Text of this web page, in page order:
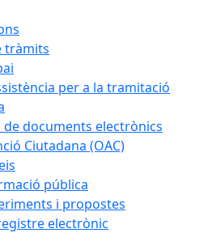
tràmits
per a la tramitació
de documents electrònics
Ciutadana (OAC)
pública
i propostes
electrònic